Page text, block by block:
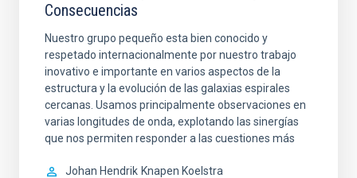
Consecuencias
Nuestro grupo pequeño esta bien conocido y
respetado internacionalmente por nuestro trabajo
inovativo e importante en varios aspectos de la
estructura y la evolución de las galaxias espirales
cercanas. Usamos principalmente observaciones en
varias longitudes de onda, explotando las sinergías
que nos permiten responder a las cuestiones más
Johan Hendrik Knapen Koelstra